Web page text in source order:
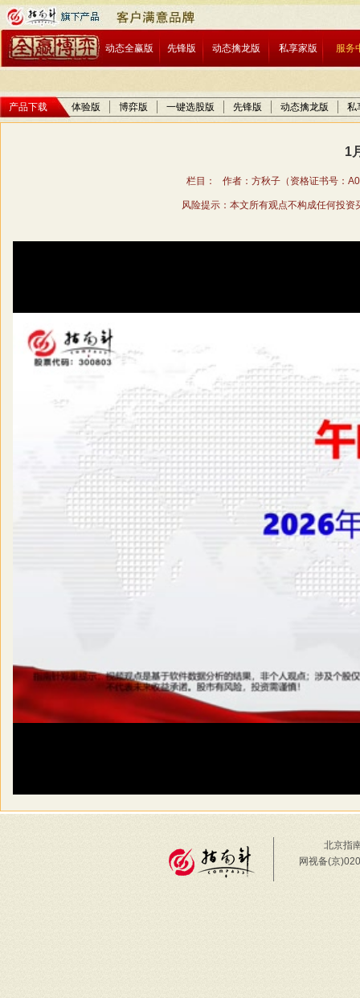
动态全赢版 先锋版 动态擒龙版 私享家版 服务
产品下载 体验版 博弈版 一键选股版 先锋版 动态擒龙版 私
1
栏目： 作者：方秋子（资格证书号：
风险提示：本文所有观点不构成任何投
北京指
网视备(京